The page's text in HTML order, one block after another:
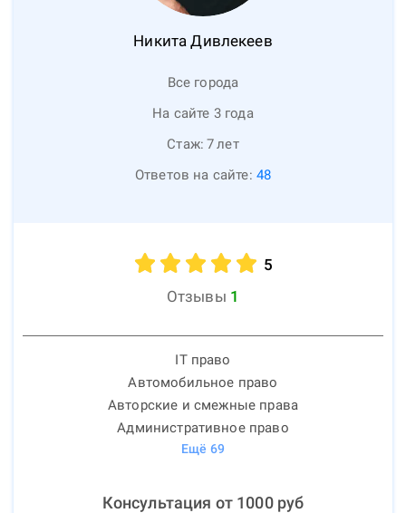
Никита Дивлекеев
Все города
На сайте 3 года
Стаж: 7лет
Ответов на сайте: 48
5
Отзывы 1
IT право
Автомобильное право
Авторские и смежные права
Административное право
Ещё 69
Консультация от 1000руб